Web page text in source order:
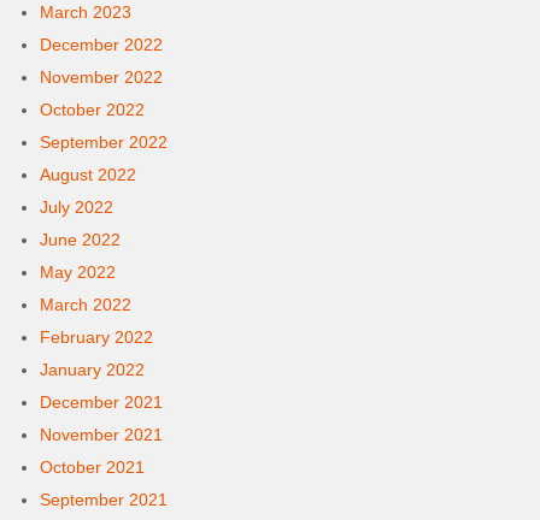
March 2023
December 2022
November 2022
October 2022
September 2022
August 2022
July 2022
June 2022
May 2022
March 2022
February 2022
January 2022
December 2021
November 2021
October 2021
September 2021